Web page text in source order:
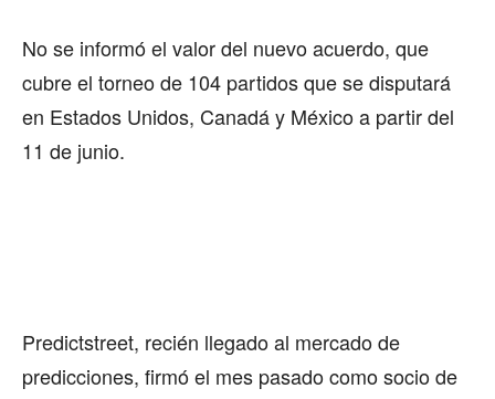
No se informó el valor del nuevo acuerdo, que
cubre el torneo de 104 partidos que se disputará
en Estados Unidos, Canadá y México a partir del
11 de junio.
Predictstreet, recién llegado al mercado de
predicciones, firmó el mes pasado como socio de